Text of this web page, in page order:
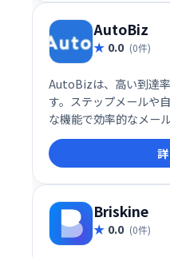
AutoBiz
0.0 (0件)
AutoBizは、高い到達
す。ステップメールや
な機能で効率的なメー
す。クレジット決済連
をサポート。顧客との
ツールです。
Briskine
0.0 (0件)